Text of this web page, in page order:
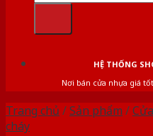
HỆ THỐNG
Nơi bán cửa nhựa giá
Trang chủ /Sản phẩm /
cháy